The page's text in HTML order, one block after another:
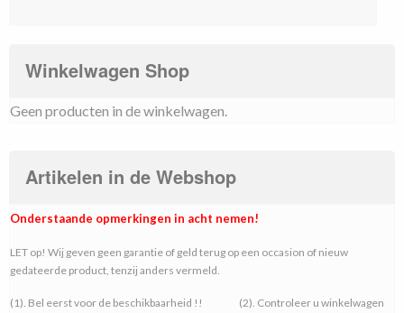
€ 489,00.
Winkelwagen Shop
Geen producten in de winkelwagen.
Artikelen in de Webshop
Onderstaande opmerkingen in acht nemen!
LET op! Wij geven geen garantie of geld terug op een occasion of nieuw
gedateerde product, tenzij anders vermeld.
(1). Bel eerst voor de beschikbaarheid !! (2). Controleer u winkelwagen